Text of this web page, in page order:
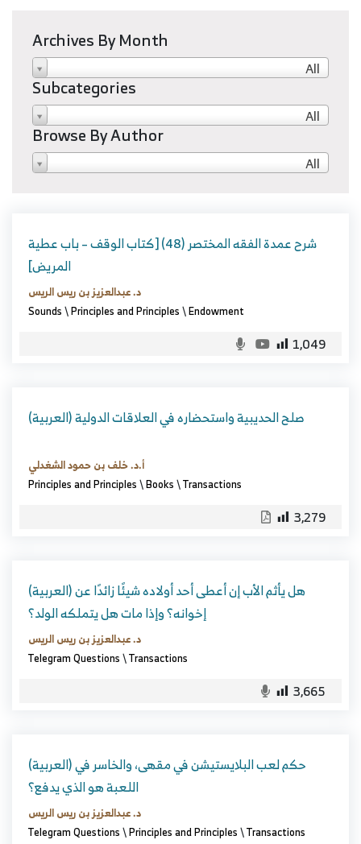
Archives By Month
All
Subcategories
All
Browse By Author
All
شرح عمدة الفقه المختصر (48) [كتاب الوقف – باب عطية
المريض]
د. عبدالعزيز بن ريس الريس
Sounds\Principles and Principles\Endowment
1,049
(العربية) صلح الحديبية واستحضاره في العلاقات الدولية
أ.د. خلف بن حمود الشغدلي
Principles and Principles\Books\Transactions
3,279
(العربية) هل يأثم الأب إن أعطى أحد أولاده شيئًا زائدًا عن
إخوانه؟ وإذا مات هل يتملكه الولد؟
د. عبدالعزيز بن ريس الريس
Telegram Questions\Transactions
3,665
(العربية) حكم لعب البلايستيشن في مقهى، والخاسر في
اللعبة هو الذي يدفع؟
د. عبدالعزيز بن ريس الريس
Telegram Questions\Principles and Principles\Transactions